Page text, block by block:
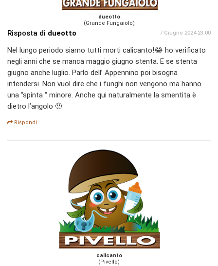
dueotto
(Grande Fungaiolo)
Risposta di dueotto 7 Giugno 2024 23:00
Nel lungo periodo siamo tutti morti calicanto!😂 ho verificato
negli anni che se manca maggio giugno stenta. E se stenta
giugno anche luglio. Parlo dell’ Appennino poi bisogna
intendersi. Non vuol dire che i funghi non vengono ma hanno
una “spinta “ minore. Anche qui naturalmente la smentita è
dietro l’angolo 🤨
Rispondi
calicanto
(Pivello)